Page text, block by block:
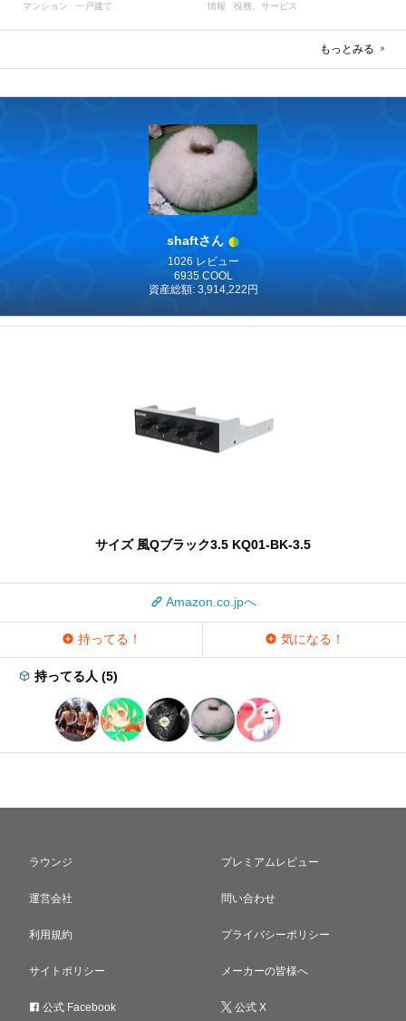
マンション 一戸建て 情報 役務、サービス
もっとみる
shaftさん
1026 レビュー
6935 COOL
資産総額: 3,914,222円
サイズ 風Qブラック3.5 KQ01-BK-3.5
Amazon.co.jpへ
持ってる！ 気になる！
持ってる人 (5)
ラウンジ プレミアムレビュー
運営会社 問い合わせ
利用規約 プライバシーポリシー
サイトポリシー メーカーの皆様へ
公式 Facebook 公式 X